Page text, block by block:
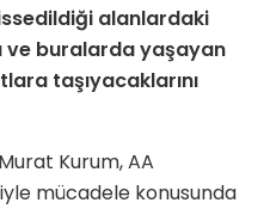
alanlardaki
ve buralarda yaşayan
taşıyacaklarını
Kurum, AA
mücadele konusunda